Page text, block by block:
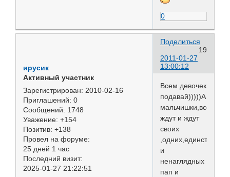
0
Поделиться
19
2011-01-27
13:00:12
ирусик
Активный участник
Зарегистрирован: 2010-02-16
Приглашений: 0
Сообщений: 1748
Уважение: +154
Позитив: +138
Провел на форуме:
25 дней 1 час
Последний визит:
2025-01-27 21:22:51
Всем девочек
подавай)))))А
мальчишки,все
ждут и ждут
своих
и
ненаглядных
пап и